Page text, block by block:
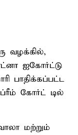
வழக்கில்,
ஐகோர்ட்டு
பாதிக்கப்பட்ட
கோர்ட் டில்
மற்றும்